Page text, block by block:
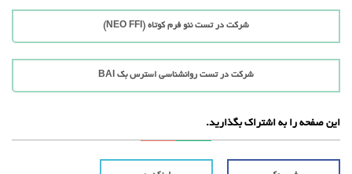
شرکت در تست نئو فرم کوتاه (NEO FFI)
شرکت در تست روانشناسی استرس بک BAI
این صفحه را به اشتراک بگذارید.